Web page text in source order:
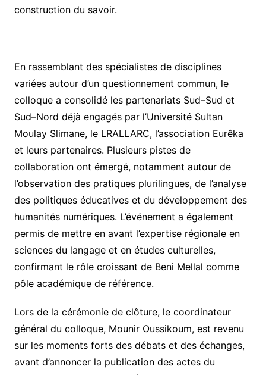
construction du savoir.
En rassemblant des spécialistes de disciplines
variées autour d’un questionnement commun, le
colloque a consolidé les partenariats Sud–Sud et
Sud–Nord déjà engagés par l’Université Sultan
Moulay Slimane, le LRALLARC, l’association Eurêka
et leurs partenaires. Plusieurs pistes de
collaboration ont émergé, notamment autour de
l’observation des pratiques plurilingues, de l’analyse
des politiques éducatives et du développement des
humanités numériques. L’événement a également
permis de mettre en avant l’expertise régionale en
sciences du langage et en études culturelles,
confirmant le rôle croissant de Beni Mellal comme
pôle académique de référence.
Lors de la cérémonie de clôture, le coordinateur
général du colloque, Mounir Oussikoum, est revenu
sur les moments forts des débats et des échanges,
avant d’annoncer la publication des actes du